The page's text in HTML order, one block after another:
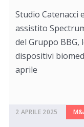
Studio Catenacci
assistito
del Gruppo
dispositivi
aprile
2 APRILE 2025